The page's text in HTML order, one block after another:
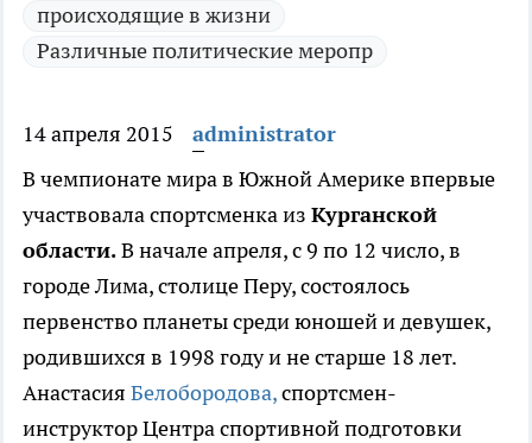
происходящие в жизни
Различные политические меропр
14 апреля 2015
administrator
В чемпионате мира в Южной Америке впервые
участвовала спортсменка из Курганской
области.В начале апреля, с 9 по 12 число, в
городе Лима, столице Перу, состоялось
первенство планеты среди юношей и девушек,
родившихся в 1998 году и не старше 18 лет.
Анастасия Белобородова,спортсмен-
инструктор Центра спортивной подготовки